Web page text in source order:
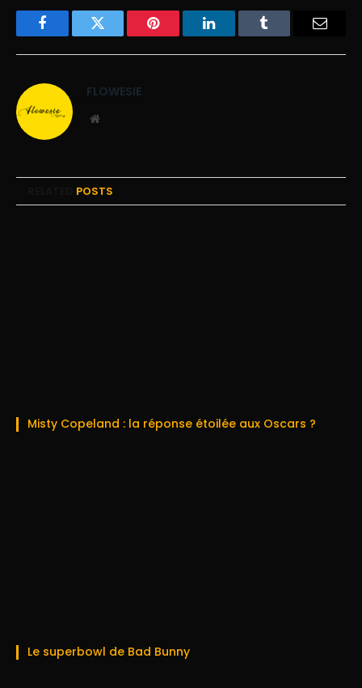
FacebookTwitter Pinterest LinkedInTumblr
FLOWESIE
Website
POSTS
Misty Copeland : la réponse étoilée aux Oscars ?
Le superbowl de Bad Bunny